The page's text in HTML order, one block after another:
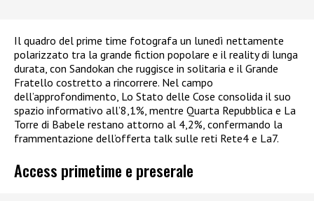
Il quadro del prime time fotografa un lunedì nettamente
polarizzato tra la grande fiction popolare e il reality di lunga
durata, con Sandokan che ruggisce in solitaria e il Grande
Fratello costretto a rincorrere. Nel campo
dell’approfondimento, Lo Stato delle Cose consolida il suo
spazio informativo all’8,1%, mentre Quarta Repubblica e La
Torre di Babele restano attorno al 4,2%, confermando la
frammentazione dell’offerta talk sulle reti Rete4 e La7.​
Access primetime e preserale